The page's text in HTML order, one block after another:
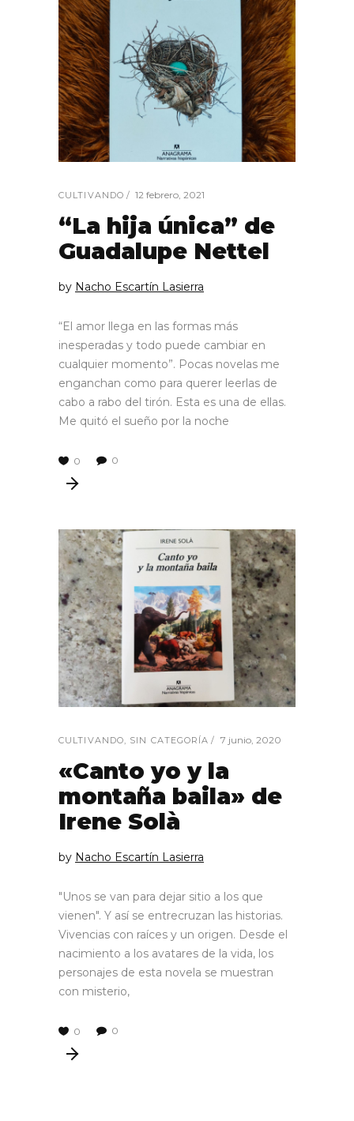
CULTIVANDO 12 febrero, 2021
“La hija única” de
Guadalupe Nettel
by Nacho Escartín Lasierra
“El amor llega en las formas más
inesperadas y todo puede cambiar en
cualquier momento”. Pocas novelas me
enganchan como para querer leerlas de
cabo a rabo del tirón. Esta es una de ellas.
Me quitó el sueño por la noche
0 0
CULTIVANDO, SIN CATEGORÍA 7 junio, 2020
«Canto yo y la
montaña baila» de
Irene Solà
by Nacho Escartín Lasierra
"Unos se van para dejar sitio a los que
vienen". Y así se entrecruzan las historias.
Vivencias con raíces y un origen. Desde el
nacimiento a los avatares de la vida, los
personajes de esta novela se muestran
con misterio,
0 0